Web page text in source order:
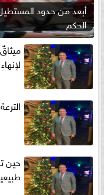
أبعد من حدود
الحكم
حين